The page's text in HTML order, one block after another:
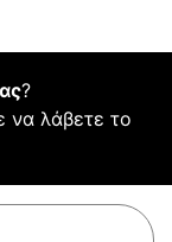
?
να λάβετε το